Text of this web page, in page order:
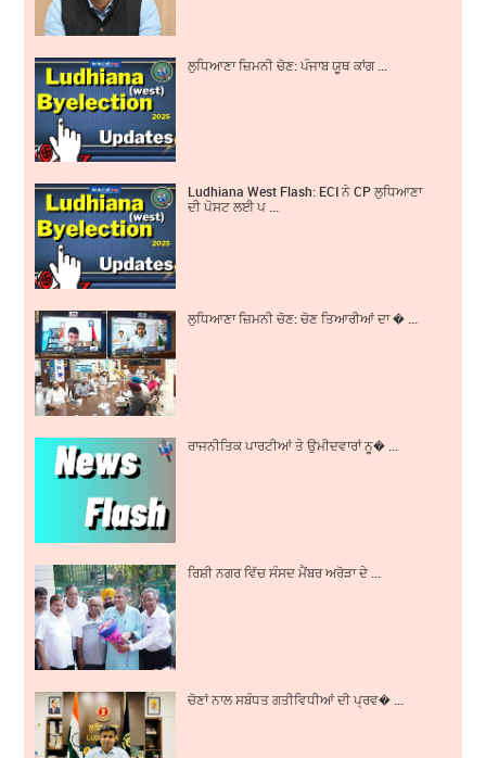
ਲੁਧਿਆਣਾ ਜ਼ਿਮਨੀ ਚੋਣ: ਪੰਜਾਬ ਯੂਥ ਕਾਂਗ ...
Ludhiana West Flash: ECI ਨੇ CP ਲੁਧਿਆਣਾ
ਦੀ ਪੋਸਟ ਲਈ ਪ ...
ਲੁਧਿਆਣਾ ਜ਼ਿਮਨੀ ਚੋਣ: ਚੋਣ ਤਿਆਰੀਆਂ ਦਾ � ...
ਰਾਜਨੀਤਿਕ ਪਾਰਟੀਆਂ ਤੇ ਉਮੀਦਵਾਰਾਂ ਨੂ� ...
ਰਿਸ਼ੀ ਨਗਰ ਵਿੱਚ ਸੰਸਦ ਮੈਂਬਰ ਅਰੋੜਾ ਦੇ ...
ਚੋਣਾਂ ਨਾਲ ਸਬੰਧਤ ਗਤੀਵਿਧੀਆਂ ਦੀ ਪ੍ਰਵ� ...